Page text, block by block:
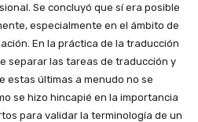
Se concluyó que sí era posible
especialmente en el ámbito de
En la práctica de la traducción
separar las tareas de traducción y
estas últimas a menudo no se
se hizo hincapié en la importancia
para validar la terminología de un